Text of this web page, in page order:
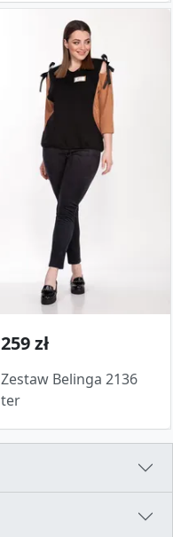
259 zł
Zestaw Belinga 2136
ter